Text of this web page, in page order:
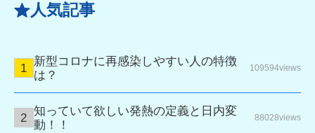
人気記事
新型コロナに再感染しやすい人の特徴
は？
109594views
知っていて欲しい発熱の定義と日内変
動！！
88028views